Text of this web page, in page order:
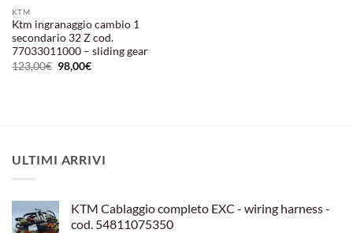
KTM
Ktm ingranaggio cambio 1
secondario 32 Z cod.
77033011000 – sliding gear
123,00€ Il
prezzo
98,00€Il
ULTIMI ARRIVI
KTM Cablaggio completo EXC - wiring harness -
cod. 54811075350